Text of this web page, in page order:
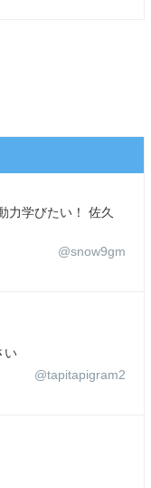
学びたい！ 佐久
@snow9gm
い
@tapitapigram2